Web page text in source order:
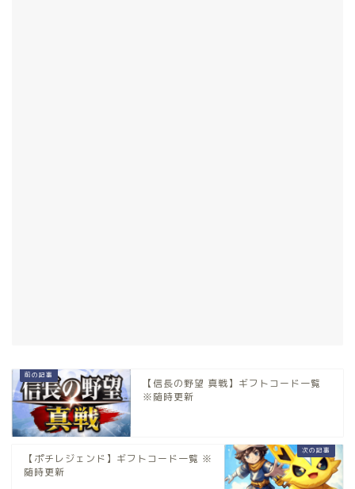
【信長の野望 真戦】ギフトコード一覧
※随時更新
【ポチレジェンド】ギフトコード一覧 ※
随時更新